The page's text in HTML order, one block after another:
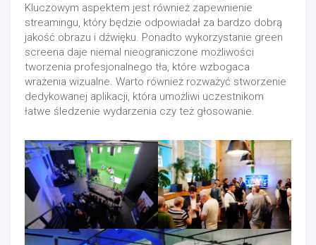
Kluczowym aspektem jest również zapewnienie
streamingu, który będzie odpowiadał za bardzo dobrą
jakość obrazu i dźwięku. Ponadto wykorzystanie green
screena daje niemal nieograniczone możliwości
tworzenia profesjonalnego tła, które wzbogaca
wrażenia wizualne. Warto również rozważyć stworzenie
dedykowanej aplikacji, która umożliwi uczestnikom
łatwe śledzenie wydarzenia czy też głosowanie.